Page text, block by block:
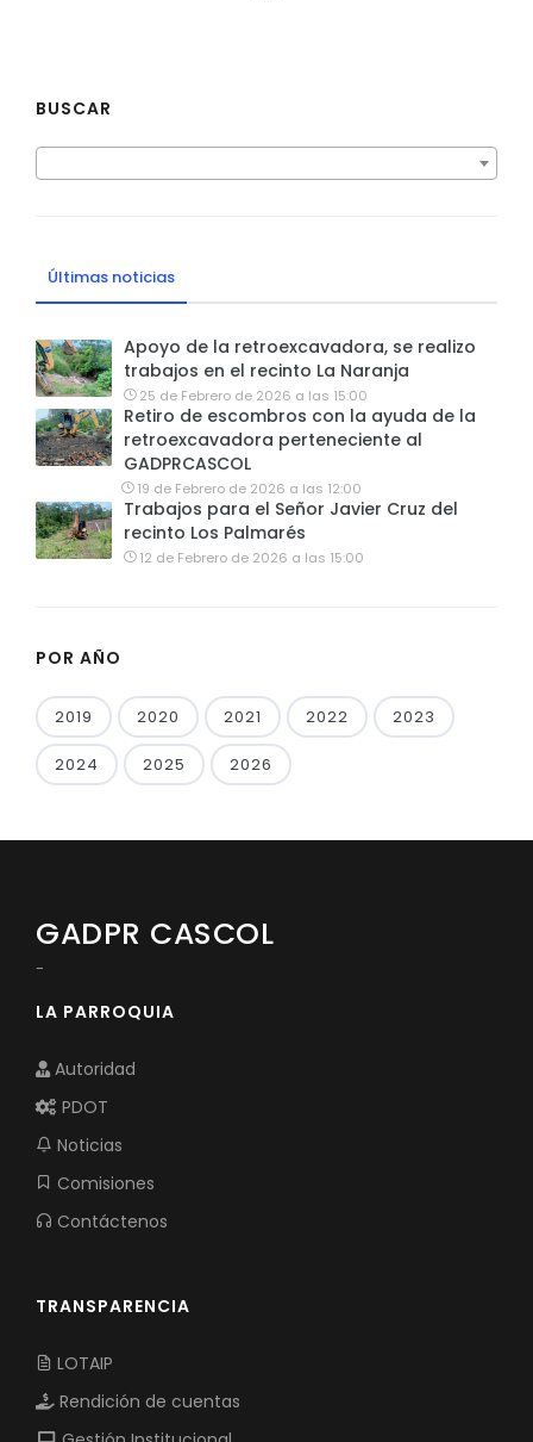
BUSCAR
Últimas noticias
Apoyo de la retroexcavadora, se realizo
trabajos en el recinto La Naranja
25 de Febrero de 2026 a las 15:00
Retiro de escombros con la ayuda de la
retroexcavadora perteneciente al
GADPRCASCOL
19 de Febrero de 2026 a las 12:00
Trabajos para el Señor Javier Cruz del
recinto Los Palmarés
12 de Febrero de 2026 a las 15:00
POR AÑO
2019 2020 2021 2022 2023
2024 2025 2026
GADPR CASCOL
-
LA PARROQUIA
Autoridad
PDOT
Noticias
Comisiones
Contáctenos
TRANSPARENCIA
LOTAIP
Rendición de cuentas